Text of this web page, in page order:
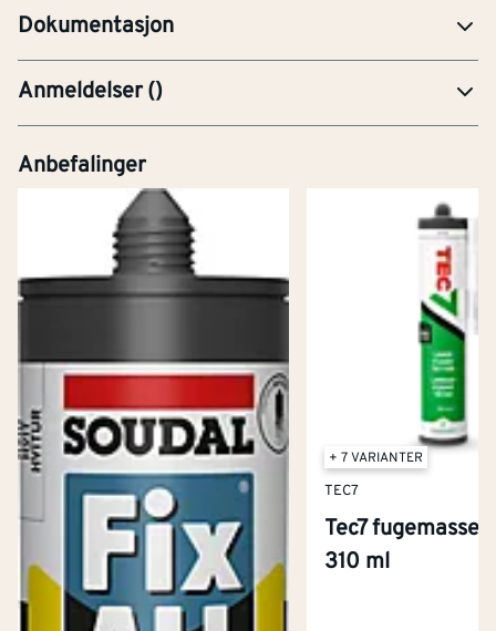
Dokumentasjon
Anmeldelser()
Anbefalinger
+ 7 VARIANTER
TEC7
Tec7 fugemasse
310 ml